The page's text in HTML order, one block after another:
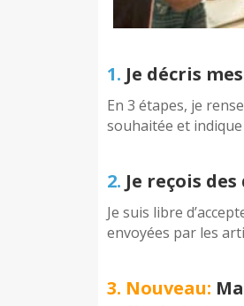
1. Je décris
En 3 étapes, je
souhaitée et
2. Je reçois
Je suis libre
envoyées par les
3. Nouveau: